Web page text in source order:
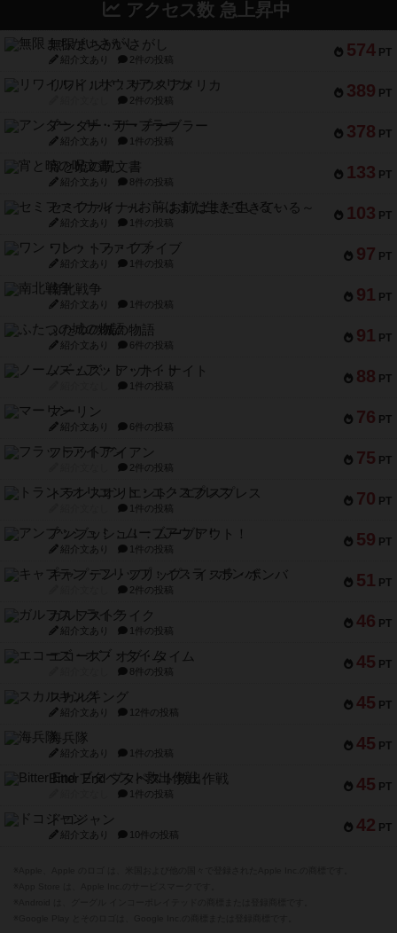
アクセス数 急上昇中
574 PT
無限まちがいさがし
紹介文あり 2件の投稿
389 PT
リワイルド：サウスアメリカ
2件の投稿
378 PT
アンダー・ザ・テーブラー
紹介文あり 1件の投稿
133 PT
宵と暁の呪文書
紹介文あり 8件の投稿
103 PT
セミファイナル ～お前はまだ生きている～
紹介文あり 1件の投稿
97 PT
ワン・トゥ・ファイブ
紹介文あり 1件の投稿
91 PT
南北戦争
紹介文あり 1件の投稿
91 PT
ふたつの城の物語
紹介文あり 6件の投稿
88 PT
ノームズ・アット・ナイト
1件の投稿
76 PT
マーリン
紹介文あり 6件の投稿
75 PT
フラットアイアン
2件の投稿
70 PT
トランスオリエント・エクスプレス
1件の投稿
59 PT
アンブッシュ！：ムーブアウト！
紹介文あり 1件の投稿
51 PT
キャプテン・フリップ：イスラ・ボンバ
2件の投稿
46 PT
ガルフストライク
紹介文あり 1件の投稿
45 PT
エコーズ・オブ・タイム
8件の投稿
45 PT
スカルキング
紹介文あり 12件の投稿
45 PT
海兵隊
紹介文あり 1件の投稿
45 PT
Bitter End ブタペスト救出作戦
1件の投稿
42 PT
ドコジャン
紹介文あり 10件の投稿